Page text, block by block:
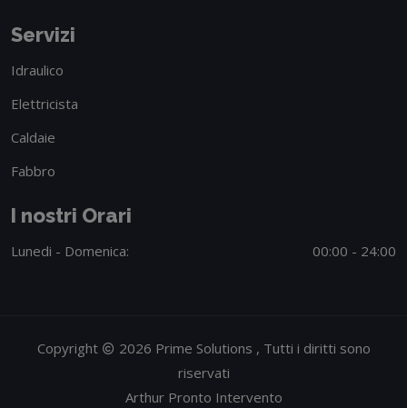
Servizi
Idraulico
Elettricista
Caldaie
Fabbro
I nostri Orari
Lunedi - Domenica: 00:00 - 24:00
Copyright
2026 Prime Solutions , Tutti i diritti sono
riservati
Arthur Pronto Intervento